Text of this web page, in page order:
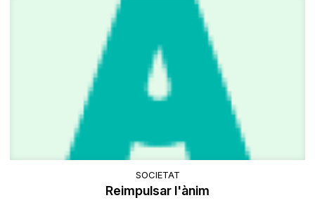
SOCIETAT
Reimpulsar l'ànim